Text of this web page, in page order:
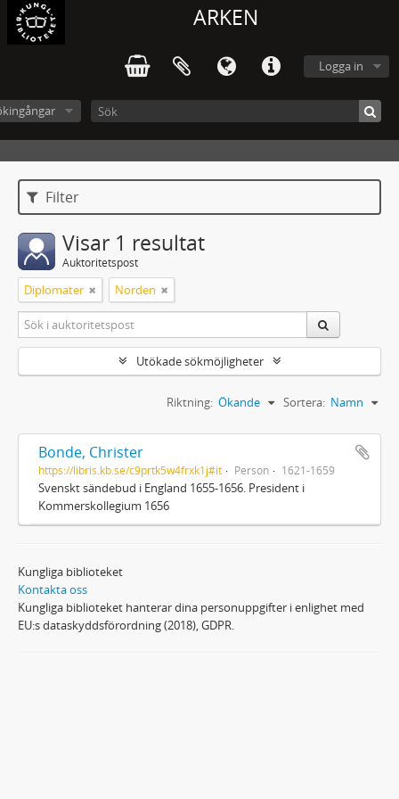
ARKEN
Logga in
Filter
Visar 1 resultat
Auktoritetspost
Diplomater Norden
Utökade sökmöjligheter
Sortera: Namn
Riktning: Ökande
Bonde, Christer
https://libris.kb.se/c9prtk5w4frxk1j#it Person 1621-1659
Svenskt sändebud i England 1655-1656. President i
Kommerskollegium 1656
Kungliga biblioteket
Kontakta oss
Kungliga biblioteket hanterar dina personuppgifter i enlighet med
EU:s dataskyddsförordning (2018), GDPR.